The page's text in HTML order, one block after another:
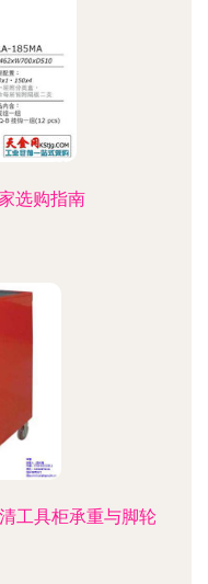
选购指南
工具柜承重与脚轮